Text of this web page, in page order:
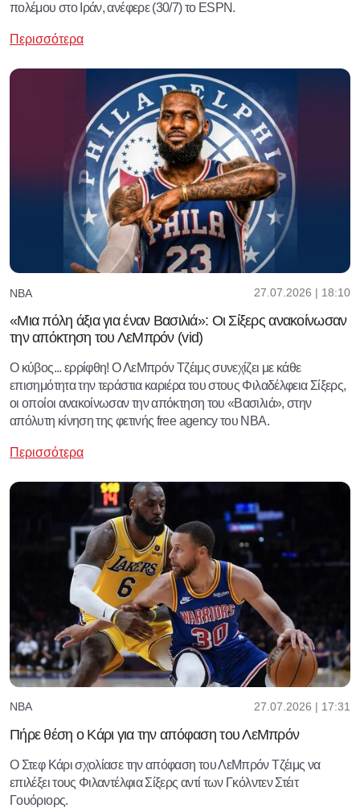
πολέμου στο Ιράν, ανέφερε (30/7) το ESPN.
Περισσότερα
NBA 27.07.2026 | 18:10
«Μια πόλη άξια για έναν Βασιλιά»: Οι Σίξερς ανακοίνωσαν
την απόκτηση του ΛεΜπρόν (vid)
Ο κύβος... ερρίφθη! Ο ΛεΜπρόν Τζέιμς συνεχίζει με κάθε
επισημότητα την τεράστια καριέρα του στους Φιλαδέλφεια Σίξερς,
οι οποίοι ανακοίνωσαν την απόκτηση του «Βασιλιά», στην
απόλυτη κίνηση της φετινής free agency του NBA.
Περισσότερα
NBA 27.07.2026 | 17:31
Πήρε θέση ο Κάρι για την απόφαση του ΛεΜπρόν
Ο Στεφ Κάρι σχολίασε την απόφαση του ΛεΜπρόν Τζέιμς να
επιλέξει τους Φιλαντέλφια Σίξερς αντί των Γκόλντεν Στέιτ
Γουόριορς.